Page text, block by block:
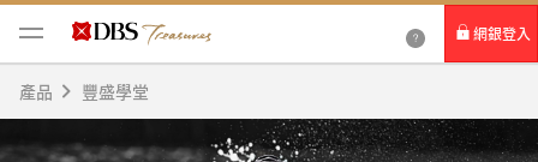
網銀登入
Card+ 信用卡數位服務
產品 豐盛學堂